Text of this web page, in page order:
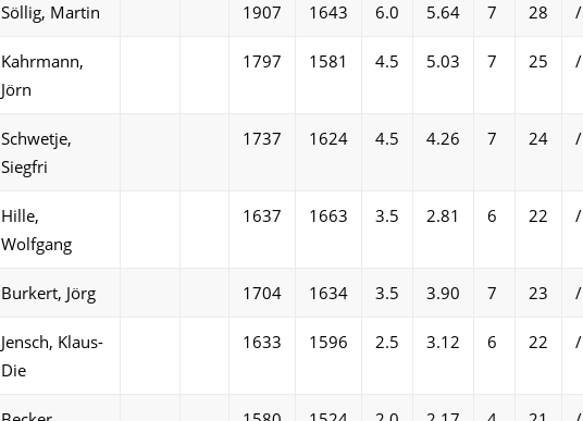
Söllig, Martin 1907 1643 6.0 5.64 7 28 /
Kahrmann,
Jörn
1797 1581 4.5 5.03 7 25 /
Schwetje,
Siegfri
1737 1624 4.5 4.26 7 24 /
Hille,
Wolfgang
1637 1663 3.5 2.81 6 22 /
Burkert, Jörg 1704 1634 3.5 3.90 7 23 /
Jensch, Klaus-
Die
1633 1596 2.5 3.12 6 22 /